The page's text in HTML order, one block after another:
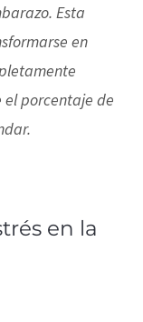
Esta
en
porcentaje de
en la